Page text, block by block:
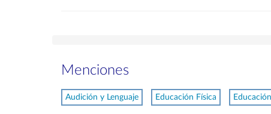
Menciones
Audición y Lenguaje Educación Física